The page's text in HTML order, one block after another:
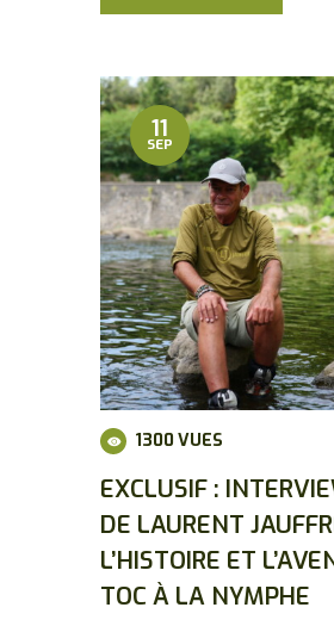
11
SEP
1300 VUES
EXCLUSIF :
DE LAURENT
L’HISTOIRE ET
TOC À LA NYMPHE